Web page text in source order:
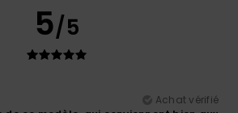
5/5
Achat vérifié